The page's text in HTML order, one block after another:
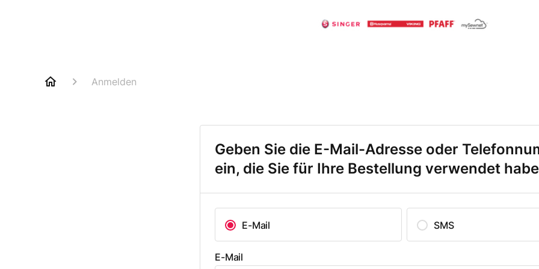
Anmelden
Geben Sie die E-Mail-Adresse oder
ein, die Sie für Ihre Bestellung verwendet
E-Mail SMS
E-Mail